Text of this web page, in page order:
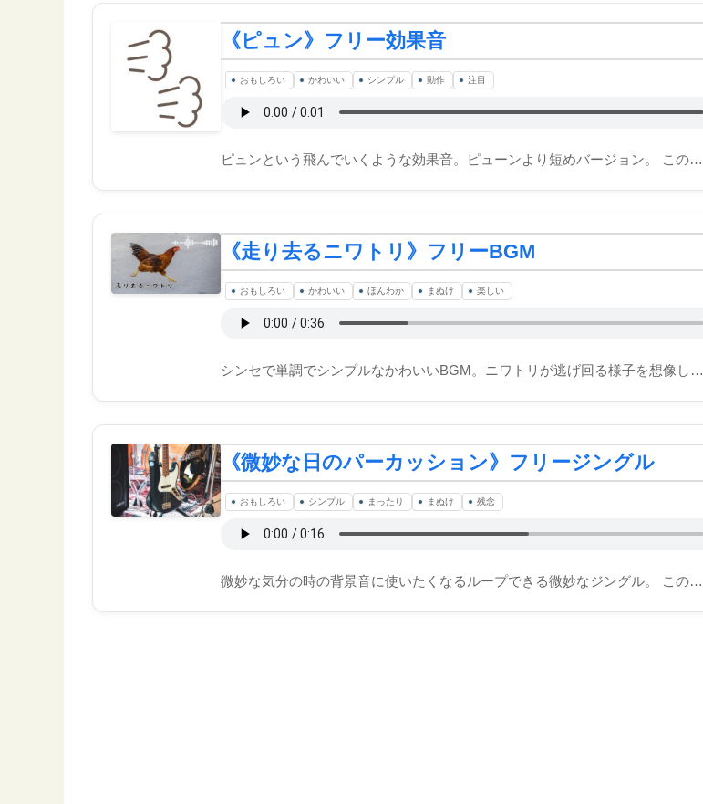
《ピュン》フリー効果音
おもしろい かわいい シンプル 動作 注目
ピュンという飛んでいくような効果音。ピューンより短めバージョン。 この…
《走り去るニワトリ》フリーBGM
おもしろい かわいい ほんわか まぬけ 楽しい
シンセで単調でシンプルなかわいいBGM。ニワトリが逃げ回る様子を想像し…
《微妙な日のパーカッション》フリージングル
おもしろい シンプル まったり まぬけ 残念
微妙な気分の時の背景音に使いたくなるループできる微妙なジングル。 この…